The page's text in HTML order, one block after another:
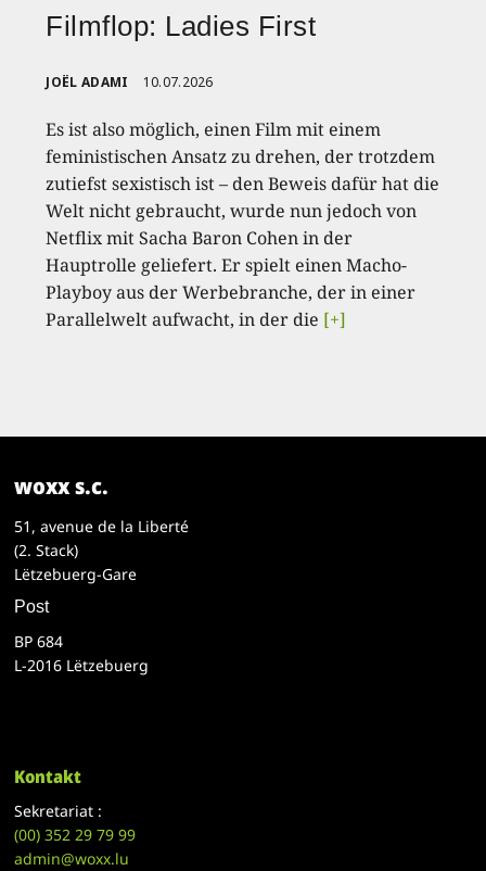
Filmflop: Ladies First
JOËL ADAMI 10.07.2026
Es ist also möglich, einen Film mit einem
feministischen Ansatz zu drehen, der trotzdem
zutiefst sexistisch ist – den Beweis dafür hat die
Welt nicht gebraucht, wurde nun jedoch von
Netflix mit Sacha Baron Cohen in der
Hauptrolle geliefert. Er spielt einen Macho-
Playboy aus der Werbebranche, der in einer
Parallelwelt aufwacht, in der die [+]
woxx s.c.
51, avenue de la Liberté
(2. Stack)
Lëtzebuerg-Gare
Post
BP 684
L-2016 Lëtzebuerg
Kontakt
Sekretariat :
(00)352 29 79 99
admin@woxx.lu